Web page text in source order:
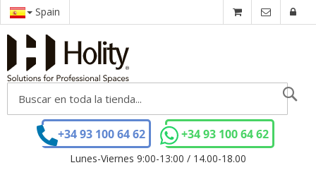
Spain
+34 93 100 64 62 +34 93 100 64 62
Lunes-Viernes 9:00-13:00 / 14.00-18.00